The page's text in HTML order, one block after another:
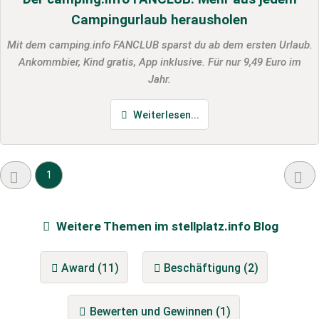
Campingurlaub herausholen
Mit dem camping.info FANCLUB sparst du ab dem ersten Urlaub.
Ankommbier, Kind gratis, App inklusive. Für nur 9,49 Euro im
Jahr.
Weiterlesen...
1
Weitere Themen im stellplatz.info Blog
Award (11) Beschäftigung (2)
Bewerten und Gewinnen (1)